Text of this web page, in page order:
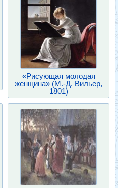
«Рисующая молодая
женщина» (М.-Д. Вильер,
1801)